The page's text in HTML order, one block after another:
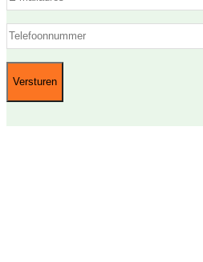
mailadres(Vereist)
Telefoon(Vereist)